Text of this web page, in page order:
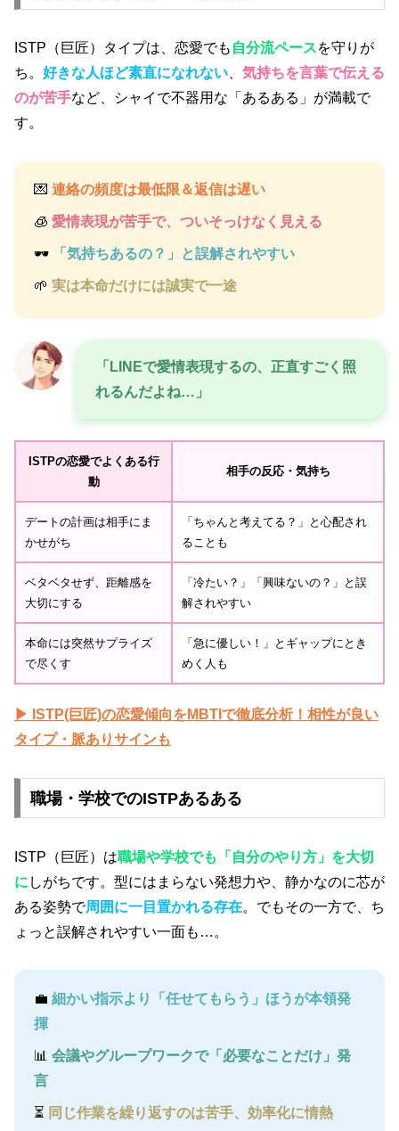
ISTP（巨匠）タイプは、恋愛でも 自分流ペースを守りが
ち。 好きな人ほど素直になれない
気持ちを言葉で伝える
のが苦手など、シャイで不器用な「あるある」が満載で
す。
💌連絡の頻度は最低限＆返信は遅い
🧊愛情表現が苦手で、ついそっけなく見える
🕶️ 「気持ちあるの？」と誤解されやすい
🌱実は本命だけには誠実で一途
「LINEで愛情表現するの、正直すごく照
れるんだよね…」
ISTPの恋愛でよくある行
動
相手の反応・気持ち
デートの計画は相手にま
かせがち
「ちゃんと考えてる？」と心配され
ることも
ベタベタせず、距離感を
大切にする
「冷たい？」「興味ないの？」と誤
解されやすい
本命には突然サプライズ
で尽くす
「急に優しい！」とギャップにとき
めく人も
▶ ISTP(巨匠)の恋愛傾向をMBTIで徹底分析！相性が良い
タイプ・脈ありサインも
職場・学校でのISTPあるある
ISTP（巨匠）は職場や学校でも「自分のやり方」を大切
に しがちです。型にはまらない発想力や、静かなのに芯が
ある姿勢で周囲に一目置かれる存在。でもその一方で、ち
ょっと誤解されやすい一面も…。
💼細かい指示より「任せてもらう」ほうが本領発
揮
📊会議やグループワークで「必要なことだけ」発
言
⏳ 同じ作業を繰り返すのは苦手、効率化に情熱